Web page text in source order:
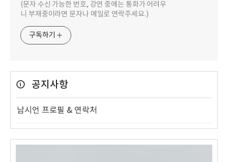
(문자 수신 가능한 번호, 강연 중에는 통화가 어려우
니 부재중이라면 문자나 메일로 연락주세요.)
구독하기
공지사항
남시언 프로필 & 연락처